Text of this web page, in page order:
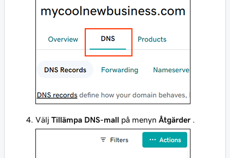
Välj Tillämpa DNS-mall på menyn Åtgärder